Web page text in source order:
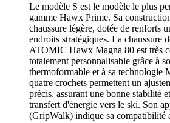
Le modèle S est le modèle le plus
gamme Hawx Prime. Sa
chaussure légère, dotée de renforts
endroits stratégiques. La chaussure
ATOMIC Hawx Magna 80 est très
totalement personnalisable grâce à
thermoformable et à sa technologie
quatre crochets permettent un
précis, assurant une bonne stabilité
transfert d'énergie vers le ski. Son
(GripWalk) indique sa compatibilité